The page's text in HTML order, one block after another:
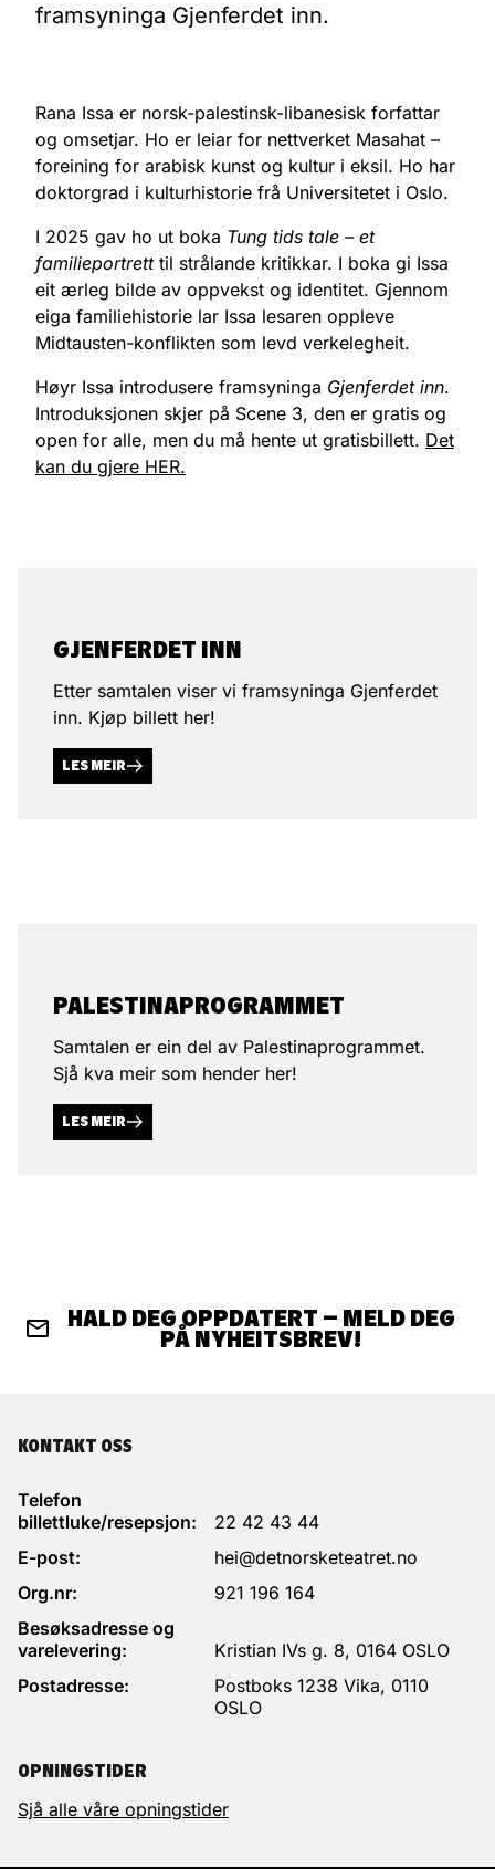
framsyninga Gjenferdet inn.
Rana Issa er norsk-palestinsk-libanesisk forfattar
og omsetjar. Ho er leiar for nettverket Masahat –
foreining for arabisk kunst og kultur i eksil. Ho har
doktorgrad i kulturhistorie frå Universitetet i Oslo.
I 2025 gav ho ut boka Tung tids tale – et
familieportretttil strålande kritikkar. I boka gi Issa
eit ærleg bilde av oppvekst og identitet. Gjennom
eiga familiehistorie lar Issa lesaren oppleve
Midtausten-konflikten som levd verkelegheit.
Høyr Issa introdusere framsyninga Gjenferdet inn.
Introduksjonen skjer på Scene 3, den er gratis og
open for alle, men du må hente ut gratisbillett. Det
kan du gjere HER.
GJEN­FERDET INN
Etter samtalen viser vi framsyninga Gjenferdet
inn. Kjøp billett her!
LES MEIR
PALESTINA­PROGRAMMET
Samtalen er ein del av Palestinaprogrammet.
Sjå kva meir som hender her!
LES MEIR
HALD DEG OPPDATERT – MELD DEG
PÅ NYHEITSBREV!
KONTAKT OSS
Telefon
billettluke/resepsjon:
22 42 43 44
E-post:
hei@detnorsketeatret.no
Org.nr:
921 196 164
Besøksadresse og
varelevering:
Kristian IVs g. 8, 0164 OSLO
Postadresse:
Postboks 1238 Vika, 0110
OSLO
OPNINGSTIDER
Sjå alle våre opningstider